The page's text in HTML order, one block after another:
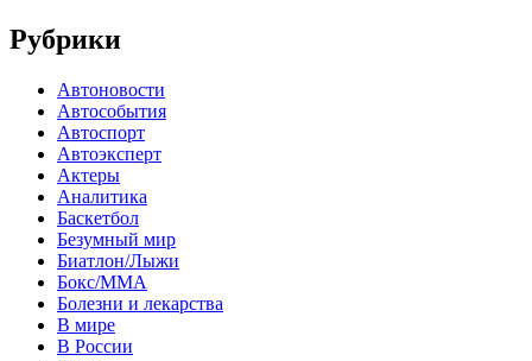
Рубрики
Автоновости
Автособытия
Автоспорт
Автоэксперт
Актеры
Аналитика
Баскетбол
Безумный мир
Биатлон/Лыжи
Бокс/MMA
Болезни и лекарства
В мире
В России